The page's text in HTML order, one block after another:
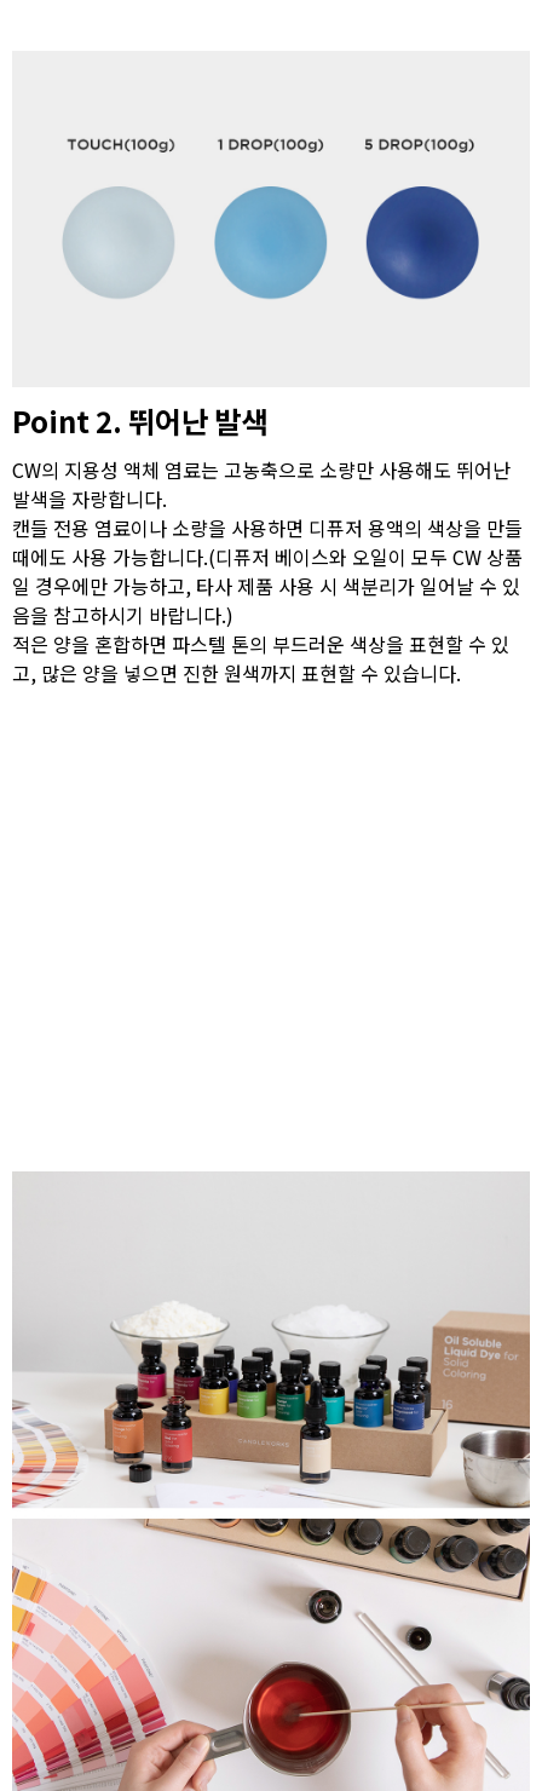
Point 2. 뛰어난 발색
CW의 지용성 액체 염료는 고농축으로 소량만 사용해도 뛰어난
발색을 자랑합니다.
캔들 전용 염료이나 소량을 사용하면 디퓨저 용액의 색상을 만들
때에도 사용 가능합니다.(디퓨저 베이스와 오일이 모두 CW 상품
일 경우에만 가능하고, 타사 제품 사용 시 색분리가 일어날 수 있
음을 참고하시기 바랍니다.)
적은 양을 혼합하면 파스텔 톤의 부드러운 색상을 표현할 수 있
고, 많은 양을 넣으면 진한 원색까지 표현할 수 있습니다.